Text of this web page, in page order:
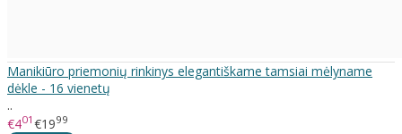
Manikiūro priemonių rinkinys elegantiškame tamsiai mėlyname
dėkle - 16 vienetų
..
€401 €1999